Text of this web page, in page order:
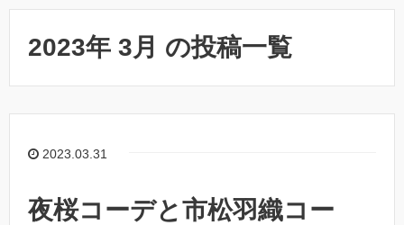
2023年 3月 の投稿一覧
2023.03.31
夜桜コーデと市松羽織コー